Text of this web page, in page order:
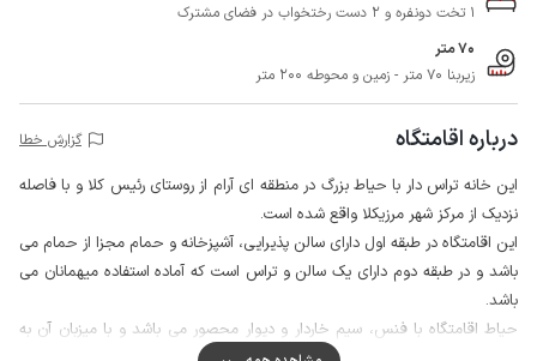
1 تخت دونفره و 2 دست رختخواب در فضای مشترک
70 متر
زیربنا 70 متر - زمین و محوطه 200 متر
درباره اقامتگاه گزارش خطا
این خانه تراس دار با حیاط بزرگ در منطقه ای آرام از روستای رئیس کلا و با فاصله
نزدیک از مرکز شهر مرزیکلا واقع شده است.
این اقامتگاه در طبقه اول دارای سالن پذیرایی، آشپزخانه و حمام مجزا از حمام می
باشد و در طبقه دوم دارای یک سالن و تراس است که آماده استفاده میهمانان می
باشد.
حیاط اقامتگاه با فنس، سیم خاردار و دیوار محصور می باشد و با میزبان آن به